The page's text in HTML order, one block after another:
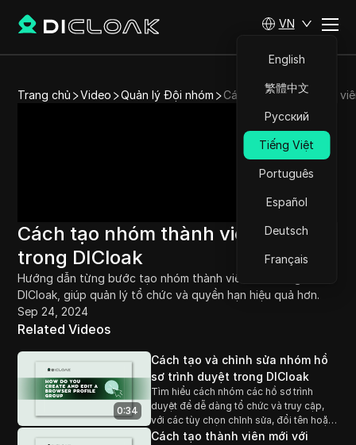
VN
English
繁體中文
Русский
Tiếng Việt
Português
Español
Deutsch
Français
Trang chủ Video Quản lý Đội nhóm Cách tạo nhóm thành
Cách tạo nhóm thành viên mới
trong DICloak
Hướng dẫn từng bước tạo nhóm thành viên mới trong
DICloak, giúp quản lý tổ chức và quyền hạn hiệu quả hơn.
Sep 24, 2024
Related Videos
0:34
Cách tạo và chỉnh sửa nhóm hồ
sơ trình duyệt trong DICloak
Tìm hiểu cách nhóm các hồ sơ trình
duyệt để dễ dàng tổ chức và truy cập,
với các tùy chọn chỉnh sửa, đổi tên hoặc
xóa nhóm dựa trên nhu cầu công việc.
Cách tạo thành viên mới với